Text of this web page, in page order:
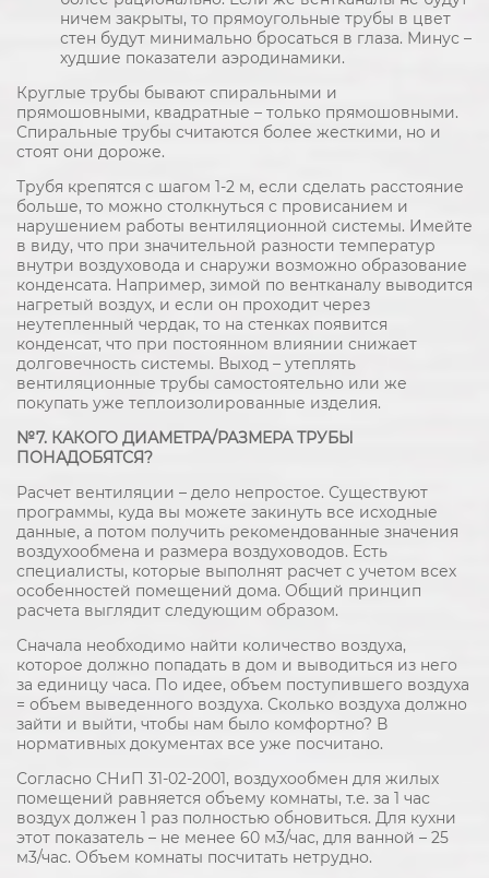
ничем закрыты, то прямоугольные трубы в цвет
стен будут минимально бросаться в глаза. Минус –
худшие показатели аэродинамики.
Круглые трубы бывают спиральными и
прямошовными, квадратные – только прямошовными.
Спиральные трубы считаются более жесткими, но и
стоят они дороже.
Трубя крепятся с шагом 1-2 м, если сделать расстояние
больше, то можно столкнуться с провисанием и
нарушением работы вентиляционной системы. Имейте
в виду, что при значительной разности температур
внутри воздуховода и снаружи возможно образование
конденсата. Например, зимой по вентканалу выводится
нагретый воздух, и если он проходит через
неутепленный чердак, то на стенках появится
конденсат, что при постоянном влиянии снижает
долговечность системы. Выход – утеплять
вентиляционные трубы самостоятельно или же
покупать уже теплоизолированные изделия.
№7. КАКОГО ДИАМЕТРА/РАЗМЕРА ТРУБЫ
ПОНАДОБЯТСЯ?
Расчет вентиляции – дело непростое. Существуют
программы, куда вы можете закинуть все исходные
данные, а потом получить рекомендованные значения
воздухообмена и размера воздуховодов. Есть
специалисты, которые выполнят расчет с учетом всех
особенностей помещений дома. Общий принцип
расчета выглядит следующим образом.
Сначала необходимо найти количество воздуха,
которое должно попадать в дом и выводиться из него
за единицу часа. По идее, объем поступившего воздуха
= объем выведенного воздуха. Сколько воздуха должно
зайти и выйти, чтобы нам было комфортно? В
нормативных документах все уже посчитано.
Согласно СНиП 31-02-2001, воздухообмен для жилых
помещений равняется объему комнаты, т.е. за 1 час
воздух должен 1 раз полностью обновиться. Для кухни
этот показатель – не менее 60 м3/час, для ванной – 25
м3/час. Объем комнаты посчитать нетрудно.